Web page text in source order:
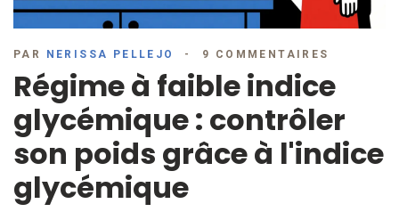
PAR NERISSA PELLEJO 9 COMMENTAIRES
Régime à faible indice
glycémique : contrôler
son poids grâce à l'indice
glycémique